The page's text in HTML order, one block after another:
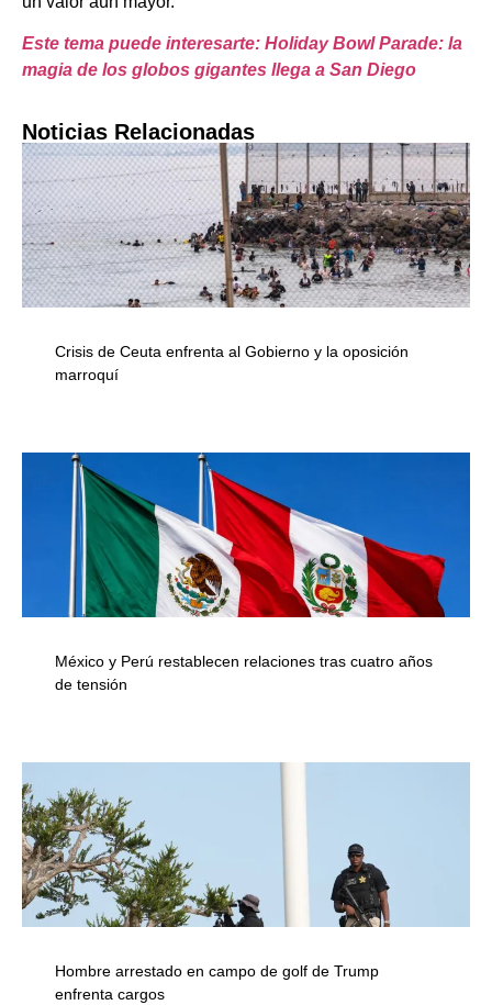
Este tema puede interesarte: Holiday Bowl Parade: la
magia de los globos gigantes llega a San Diego
Noticias Relacionadas
Crisis de Ceuta enfrenta al Gobierno y la oposición
marroquí
México y Perú restablecen relaciones tras cuatro años
de tensión
Hombre arrestado en campo de golf de Trump
enfrenta cargos